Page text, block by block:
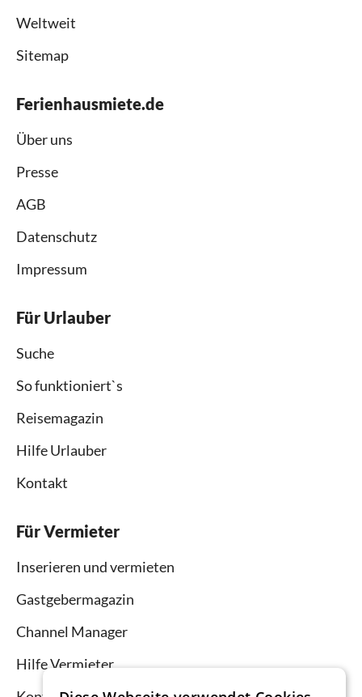
Weltweit
Sitemap
Ferienhausmiete.de
Über uns
Presse
AGB
Datenschutz
Impressum
Für Urlauber
Suche
So funktioniert`s
Reisemagazin
Hilfe Urlauber
Kontakt
Für Vermieter
Inserieren und vermieten
Gastgebermagazin
Channel Manager
Hilfe Vermieter